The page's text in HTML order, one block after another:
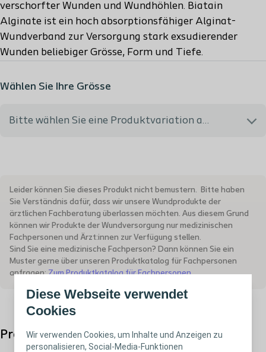
Diese Webseite verwendet
Cookies
Wir verwenden Cookies, um Inhalte und Anzeigen zu
personalisieren, Social-Media-Funktionen
verschorfter Wunden und Wundhöhlen. Biatain
Alginate ist ein hoch absorptionsfähiger Alginat-
Wundverband zur Versorgung stark exsudierender
Wunden beliebiger Grösse, Form und Tiefe.
Wählen Sie Ihre Grösse
Bitte wählen Sie eine Produktvariation aus
037102 - 10x10 cm - MiGeL Rückvergütungsnr.:
35.05.06.02.1 - PH Code: 7795525
037152 - 15x15 cm - MiGeL Rückvergütungsnr.:
35.05.06.04.1 - PH Code: 7795526
037403 - 3x44cm - MiGeL Rückvergütungsnr.:
Leider können Sie dieses Produkt nicht bemustern. Bitte haben
Sie Verständnis dafür, dass wir unsere Wundprodukte der
ärztlichen Fachberatung überlassen möchten. Aus diesem Grund
können wir Produkte der Wundversorgung nur medizinischen
Fachpersonen und Ärzt:innen zur Verfügung stellen.
Sind Sie eine medizinische Fachperson? Dann können Sie ein
Muster gerne über unseren Produktkatalog für Fachpersonen
anfragen:Zum Produktkatalog für Fachpersonen.
Produktbeschreibung